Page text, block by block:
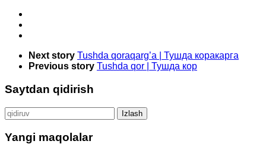
Next story Tushda qoraqarg’a | Тушда коракарга
Previous story Tushda qor | Тушда кор
Saytdan qidirish
Qidirshish:
Yangi maqolalar